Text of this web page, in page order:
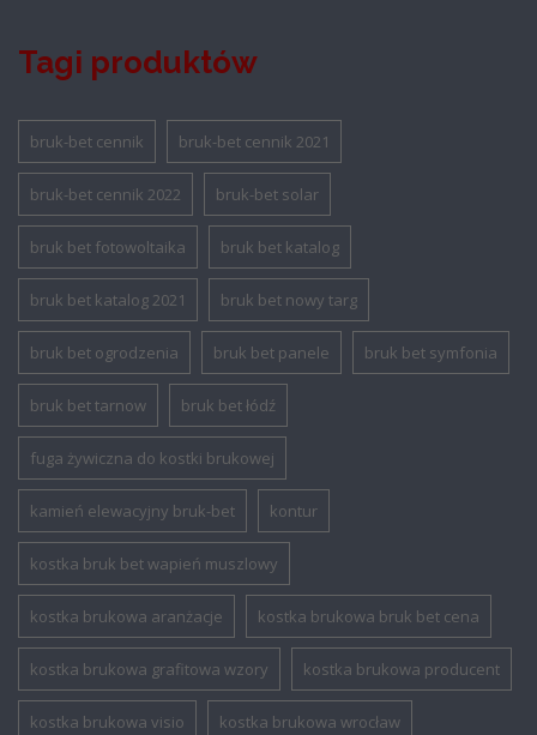
Tagi produktów
bruk-bet cennik bruk-bet cennik 2021
bruk-bet cennik 2022 bruk-bet solar
bruk bet fotowoltaika bruk bet katalog
bruk bet katalog 2021 bruk bet nowy targ
bruk bet ogrodzenia bruk bet panele bruk bet symfonia
bruk bet tarnow bruk bet łódź
fuga żywiczna do kostki brukowej
kamień elewacyjny bruk-bet kontur
kostka bruk bet wapień muszlowy
kostka brukowa aranżacje kostka brukowa bruk bet cena
kostka brukowa grafitowa wzory kostka brukowa producent
kostka brukowa visio kostka brukowa wrocław